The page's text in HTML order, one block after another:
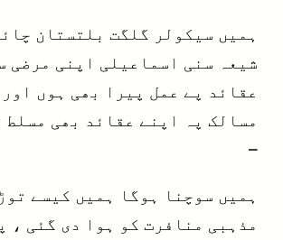
ہمیں سیکولر گلگت بلتستان
شیعہ سنی اسماعیلی اپنی مرضی
عقائد پے عمل پیرا بھی ہوں
مسالک پہ اپنے عقائد بھی مسلط
–
ہمیں سوچنا ہوگا ہمیں کیسے
مذہبی منافرت کو ہوا دی گئی ،